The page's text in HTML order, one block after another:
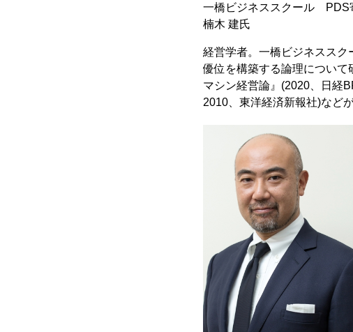
一橋ビジネススクール PDS
楠木 建氏
経営学者。一橋ビジネスス
優位を構築する論理について
マシン経営論』(2020、日経
2010、東洋経済新報社)などが